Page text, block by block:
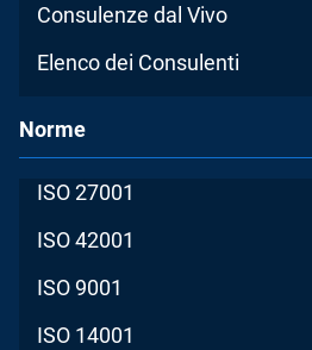
Consulenze dal Vivo
Elenco dei Consulenti
Norme
ISO 27001
ISO 42001
ISO 9001
ISO 14001